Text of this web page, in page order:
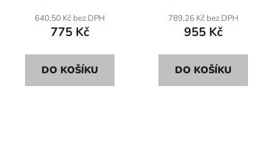
640,50 Kč bez DPH
775 Kč
DO KOŠÍKU
789,26 Kč bez DPH
955 Kč
DO KOŠÍKU